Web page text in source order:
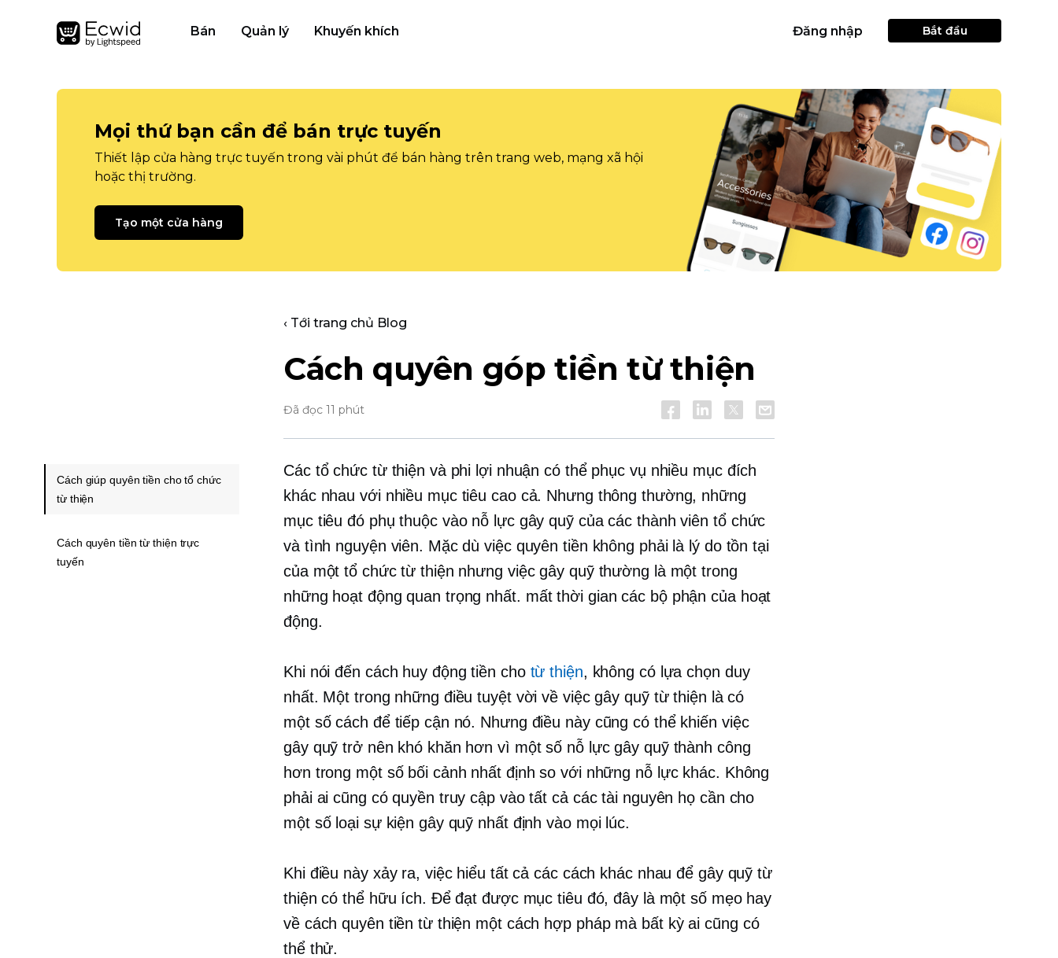
Bán Quản lý Khuyến khích Đăng nhập Bắt đầu
Mọi thứ bạn cần để bán trực tuyến
Thiết lập cửa hàng trực tuyến trong vài phút để bán hàng trên trang web, mạng xã hội
hoặc thị trường.
Tạo một cửa hàng
‹ Tới trang chủ Blog
Cách quyên góp tiền từ thiện
Đã đọc 11 phút
Các tổ chức từ thiện và phi lợi nhuận có thể phục vụ nhiều mục đích
khác nhau với nhiều mục tiêu cao cả. Nhưng thông thường, những
mục tiêu đó phụ thuộc vào nỗ lực gây quỹ của các thành viên tổ chức
và tình nguyện viên. Mặc dù việc quyên tiền không phải là lý do tồn tại
của một tổ chức từ thiện nhưng việc gây quỹ thường là một trong
những hoạt động quan trọng nhất. mất thời gian các bộ phận của hoạt
động.
Khi nói đến cách huy động tiền cho từ thiện, không có lựa chọn duy
nhất. Một trong những điều tuyệt vời về việc gây quỹ từ thiện là có
một số cách để tiếp cận nó. Nhưng điều này cũng có thể khiến việc
gây quỹ trở nên khó khăn hơn vì một số nỗ lực gây quỹ thành công
hơn trong một số bối cảnh nhất định so với những nỗ lực khác. Không
phải ai cũng có quyền truy cập vào tất cả các tài nguyên họ cần cho
một số loại sự kiện gây quỹ nhất định vào mọi lúc.
Khi điều này xảy ra, việc hiểu tất cả các cách khác nhau để gây quỹ từ
thiện có thể hữu ích. Để đạt được mục tiêu đó, đây là một số mẹo hay
về cách quyên tiền từ thiện một cách hợp pháp mà bất kỳ ai cũng có
thể thử.
Cách giúp quyên tiền cho tổ chức
từ thiện
Cách quyên tiền từ thiện trực
tuyến